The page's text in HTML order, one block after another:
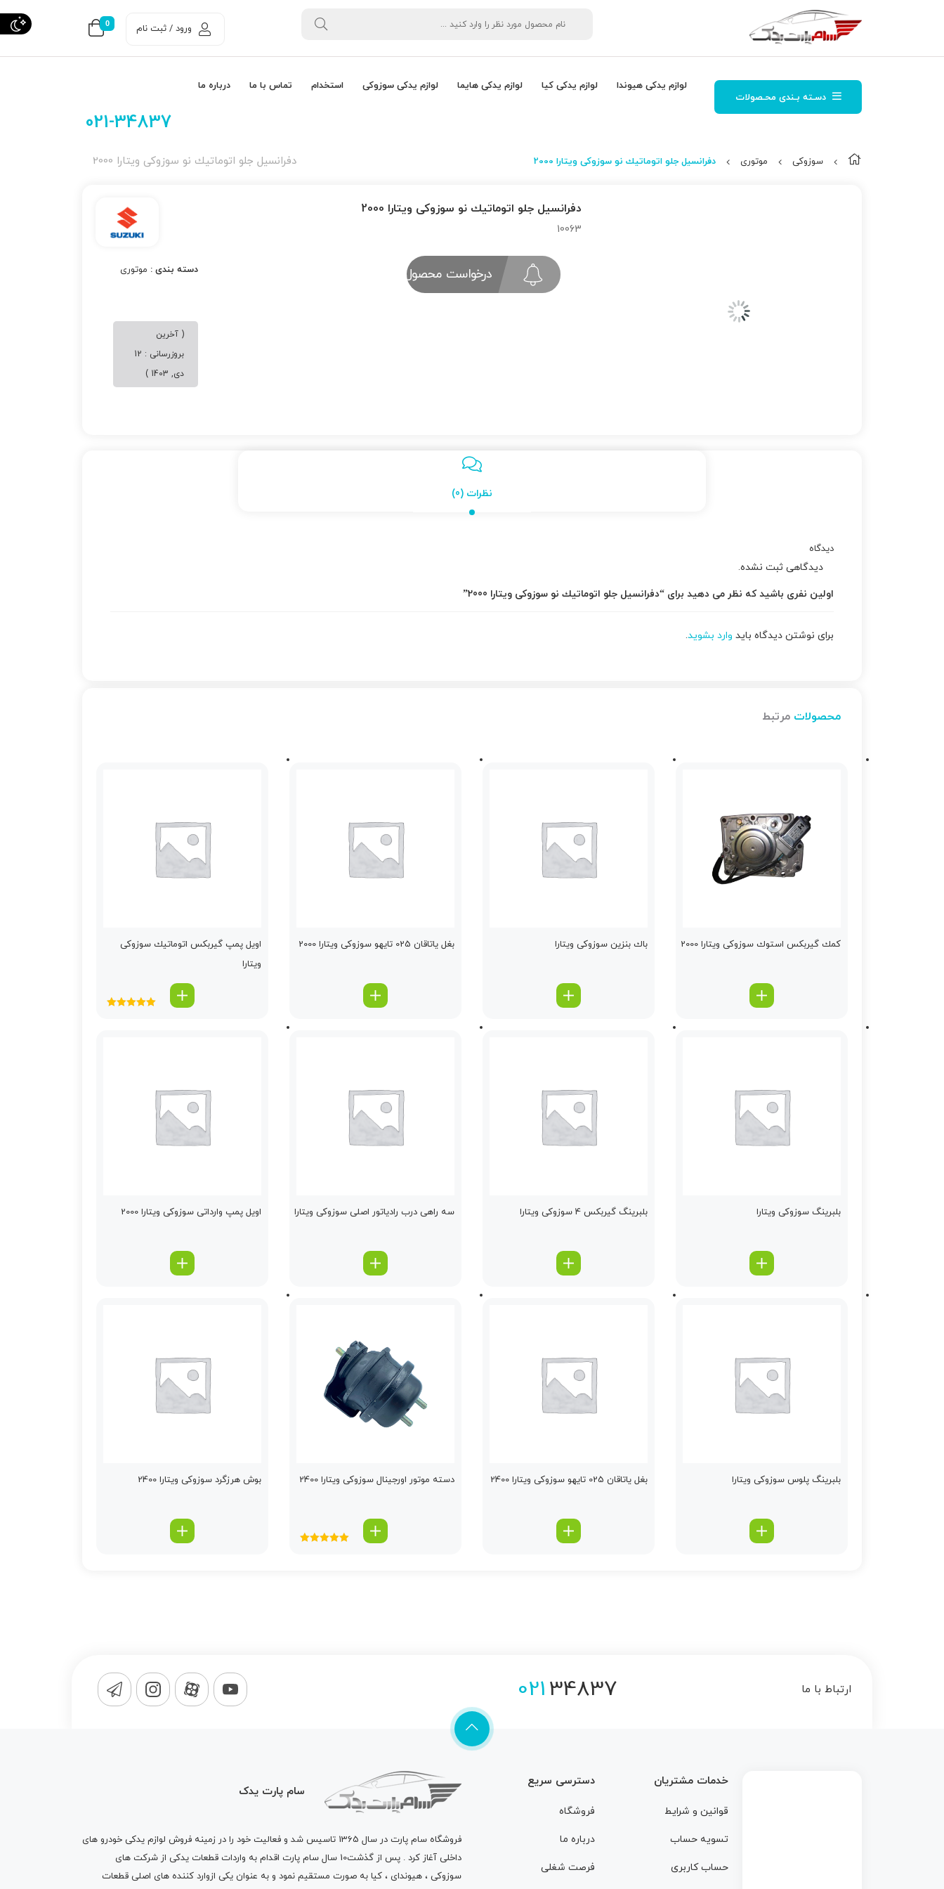
0 ورود / ثبت نام
دسـته بـندی محـصولات
لوازم یدکی هیوندا لوازم یدکی کیا لوازم یدکی هایما لوازم یدکی سوزوکی استخدام تماس با ما درباره ما
021-34837
دفرانسیل جلو اتوماتیك نو سوزوکی ویتارا 2000 سوزوکی موتوری دفرانسیل جلو اتوماتیك نو سوزوکی ویتارا 2000
دفرانسیل جلو اتوماتیك نو سوزوکی ویتارا 2000
10063
درخواست محصول دسته بندی : موتوری
( آخرین
بروزرسانی : 12
دی, 1403 )
نظرات (0)
دیدگاه
دیدگاهی ثبت نشده.
اولین نفری باشید که نظر می دهید برای “دفرانسیل جلو اتوماتیك نو سوزوکی ویتارا 2000”
برای نوشتن دیدگاه باید وارد بشوید.
محصولات مرتبط
كمك گیربكس استوك سوزوکی ویتارا 2000 باك بنزین سوزوکی ویتارا بغل یاتاقان 025 تایهو سوزوکی ویتارا 2000
اویل پمپ گیربكس اتوماتیك سوزوکی
ویتارا
بلبرینگ سوزوکی ویتارا بلبرینگ گیربكس 4 سوزوکی ویتارا سه راهی درب رادیاتور اصلی سوزوکی ویتارا اویل پمپ وارداتی سوزوکی ویتارا 2000
بلبرینگ پلوس سوزوکی ویتارا بغل یاتاقان 025 تایهو سوزوکی ویتارا 2400 دسته موتور اورجینال سوزوکی ویتارا 2400 بوش هرزگرد سوزوکی ویتارا 2400
ارتباط با ما 02134837
خدمات مشتریان
قوانین و شرایط
تسویه حساب
حساب کاربری
دسترسی سریع
فروشگاه
درباره ما
فرصت شغلی
سام پارت یدک
فروشگاه سام پارت
در سال 1365 تاسیس شد و فعالیت خود را در زمینه فروش لوازم یدکی خودرو های
داخلی آغاز کرد . پس از گذشت10 سال سام پارت اقدام به واردات قطعات یدکی از شرکت های
سوزوکی ، هیوندای ، کیا به صورت مستقیم نمود و به عنوان یکی ازوارد کننده های اصلی قطعات